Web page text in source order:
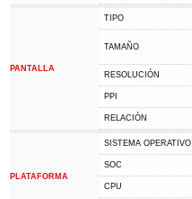
PANTALLA
TIPO
TAMAÑO
RESOLUCIÓN
PPI
RELACIÓN
PLATAFORMA
SISTEMA OPERATIVO
SOC
CPU